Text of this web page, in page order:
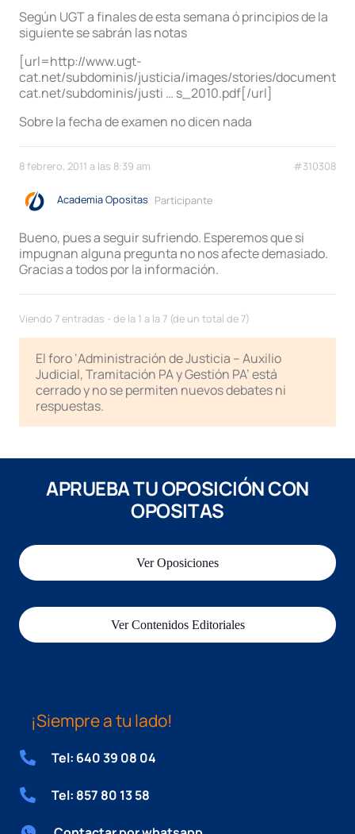
Según UGT a finales de esta semana ó principios de la
siguiente se sabrán las notas
[url=http://www.ugt-
cat.net/subdominis/justicia/images/stories/
cat.net/subdominis/justi … s_2010.pdf[/url]
Sobre la fecha de examen no dicen nada
8 febrero, 2011 a las 8:39 am #310308
Academia Opositas Participante
Bueno, pues a seguir sufriendo. Esperemos que si
impugnan alguna pregunta no nos afecte demasiado.
Gracias a todos por la información.
Viendo 7 entradas - de la 1 a la 7 (de un total de 7)
El foro ‘Administración de Justicia – Auxilio
Judicial, Tramitación PA y Gestión PA’ está
cerrado y no se permiten nuevos debates ni
respuestas.
APRUEBA TU OPOSICIÓN CON
OPOSITAS
Ver Oposiciones
Ver Contenidos Editoriales
¡Siempre a tu lado!
Tel: 640 39 08 04
Tel: 857 80 13 58